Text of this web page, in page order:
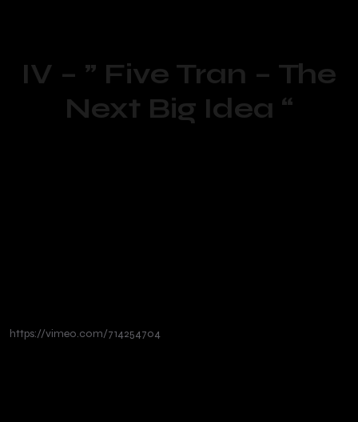
IV – ” Five Tran – The
Next Big Idea “
https://vimeo.com/714254704